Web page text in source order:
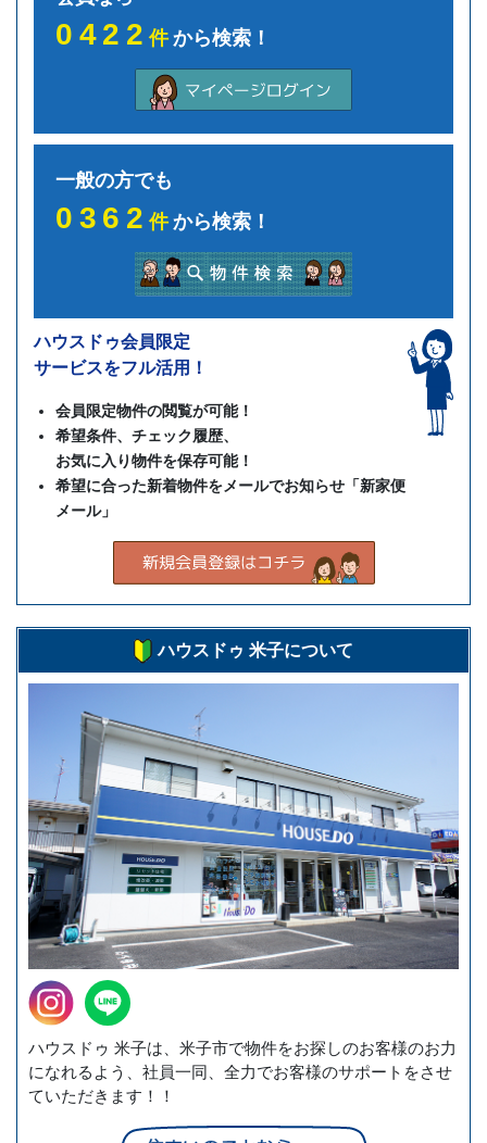
0422件から検索！
一般の方でも
0362件から検索！
ハウスドゥ会員限定
サービスをフル活用！
会員限定物件の閲覧が可能！
希望条件、チェック履歴、
お気に入り物件を保存可能！
希望に合った新着物件をメールでお知らせ「新家便
メール」
ハウスドゥ 米子について
ハウスドゥ 米子は、米子市で物件をお探しのお客様のお力
になれるよう、社員一同、全力でお客様のサポートをさせ
ていただきます！！